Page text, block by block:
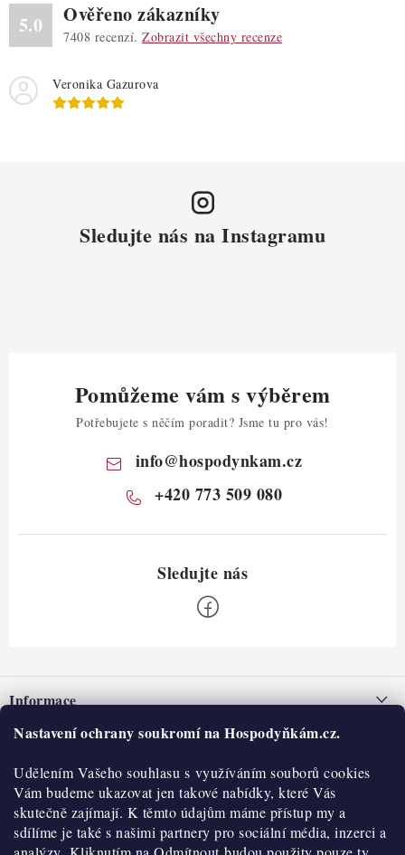
Nastavení ochrany soukromí na Hospodyňkám.cz.
Udělením Vašeho souhlasu s využíváním souborů cookies
Vám budeme ukazovat jen takové nabídky, které Vás
skutečně zajímají. K těmto údajům máme přístup my a
sdílíme je také s našimi partnery pro sociální média, inzerci a
5.0 Ověřeno zákazníky
7408 recenzí. Zobrazit všechny recenze
Veronika Gazurova
Sledujte nás na Instagramu
Pomůžeme vám s výběrem
Potřebujete s něčím poradit? Jsme tu pro vás!
info@hospodynkam.cz
+420 773 509 080
pInformace
Nepřevzetí zásilky na dobírku
Obchodní podmínky
Hodnocení obchodu
Blog
O nás
Historie
Kontakty
O nákupu
Reklamace a vratky